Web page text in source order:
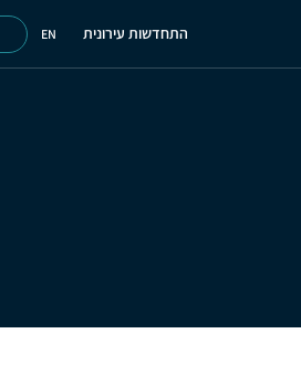
התחדשות עירונית EN